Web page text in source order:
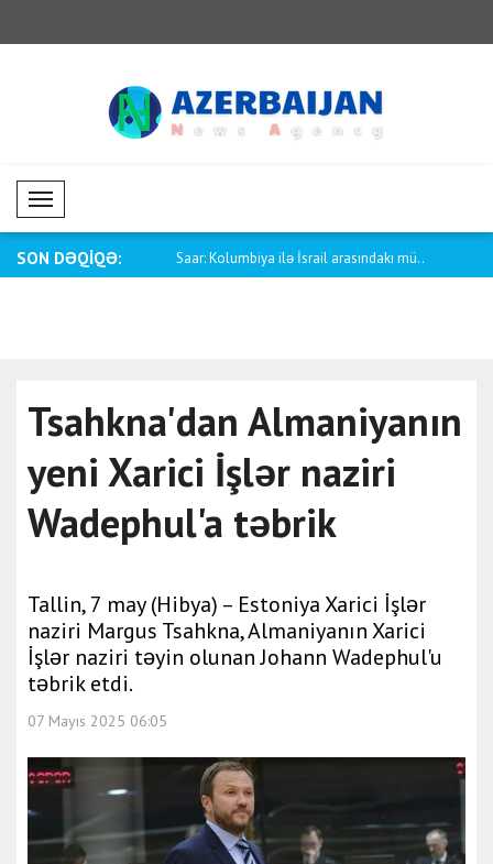
Mobil Menü
SON DƏQİQƏ:
ilə İsrail arasındakı mü.. Valyuta bazarlarında mənfi dinamika
Tsahkna'dan Almaniyanın
yeni Xarici İşlər naziri
Wadephul'a təbrik
Tallin, 7 may (Hibya) – Estoniya Xarici İşlər
naziri Margus Tsahkna, Almaniyanın Xarici
İşlər naziri təyin olunan Johann Wadephul'u
təbrik etdi.
07 Mayıs 2025 06:05